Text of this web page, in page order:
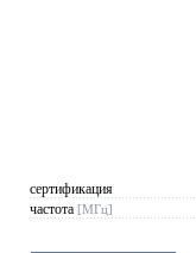
сертификация
частота [МГц]